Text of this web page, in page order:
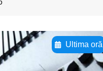
Ultima oră
textul